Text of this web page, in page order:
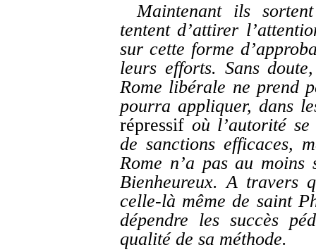
Maintenant ils
tentent d’attirer
sur cette forme
leurs efforts. Sans
Rome libérale ne prend
pourra appliquer, dans
répressif où l’autorité se
de sanctions efficaces,
Rome n’a pas au
Bienheureux. A travers
celle-là même de saint
dépendre les succès
qualité de sa méthode.